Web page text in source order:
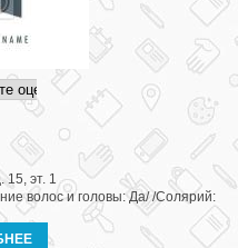
15, эт. 1
волос и головы: Да/ /Солярий: